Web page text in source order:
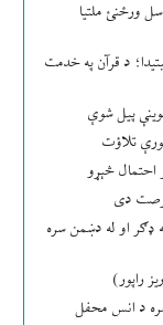
ورځنئ ملتیا
د قرآن په خدمت
پیل شوې
تلاؤت
احتمال څېړو
دی
او له دښمن سره
راپور)
د انس محفل